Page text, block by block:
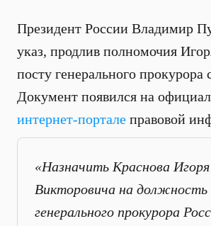
Президент России Владимир
указ, продлив полномочия
посту генерального прокурора
Документ появился на
интернет-портале правовой
«Назначить Краснова Игоря
Викторовича на должность
генерального прокурора